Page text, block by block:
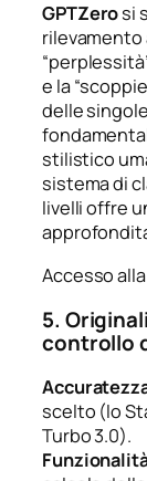
GPTZerosi
rilevamento
e la
delle
stilistico
sistema di
livelli offre
Accesso
5.
controllo
scelto (lo
Turbo 3.0).